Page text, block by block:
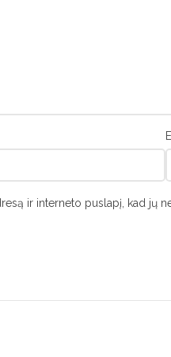
ir interneto puslapį, kad jų